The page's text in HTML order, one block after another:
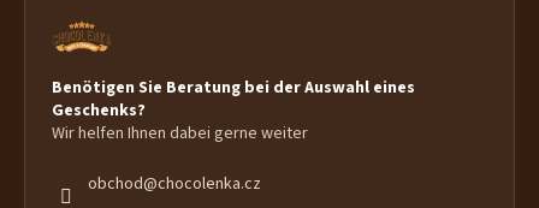
Benötigen Sie Beratung bei der Auswahl eines
Geschenks?
Wir helfen Ihnen dabei gerne weiter
obchod@chocolenka.cz